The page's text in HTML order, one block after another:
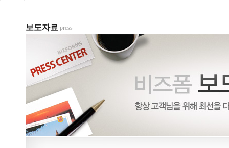
보도자료 press